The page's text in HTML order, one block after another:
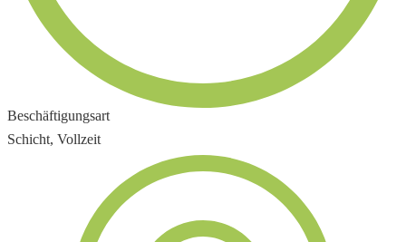
Beschäftigungsart
Schicht, Vollzeit